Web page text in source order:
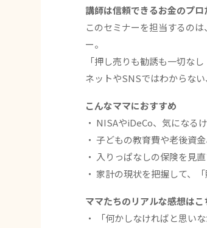
講師は信頼できるお金のプロ
このセミナーを担当するの
ー。
「押し売りも勧誘も一切な
ネットやSNSではわからな
こんなママにおすすめ
・ NISAやiDeCo、気になる
・ 子どもの教育費や老後資
・ 入りっぱなしの保険を見
・ 家計の現状を把握して、
ママたちのリアルな感想はこ
・ 「何かしなければと思い